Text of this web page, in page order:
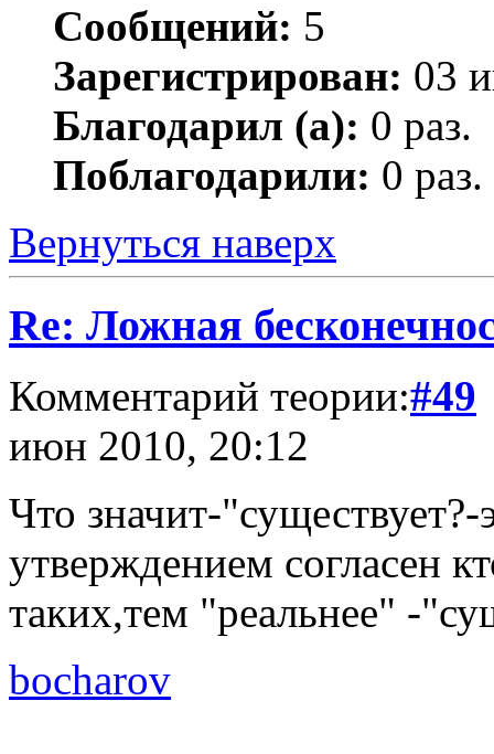
Сообщений: 5
Зарегистрирован: 03
Благодарил (а): 0 раз.
Поблагодарили: 0 раз.
Вернуться наверх
Re: Ложная
Комментарий теории:#49
июн 2010, 20:12
Что значит-
утверждением согласен
таких,тем "реальнее" -
bocharov